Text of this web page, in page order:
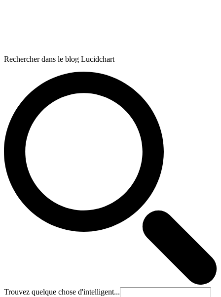
Rechercher dans le blog Lucidchart
Trouvez quelque chose d'intelligent...